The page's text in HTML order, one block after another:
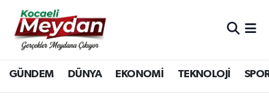
GÜNDEM DÜNYA EKONOMİ TEKNOLOJİ
Nöbetçi Eczaneler
Hava Durumu